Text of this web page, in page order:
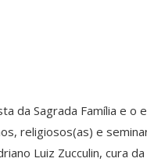
da Sagrada Família e o
religiosos(as) e
Luiz Zucculin, cura